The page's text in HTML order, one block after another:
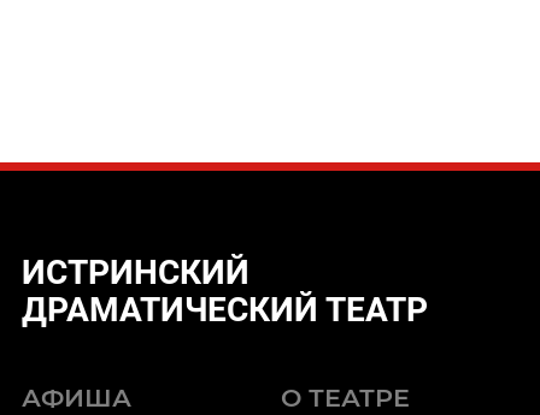
ИСТРИНСКИЙ
ДРАМАТИЧЕСКИЙ ТЕАТР
АФИША О ТЕАТРЕ